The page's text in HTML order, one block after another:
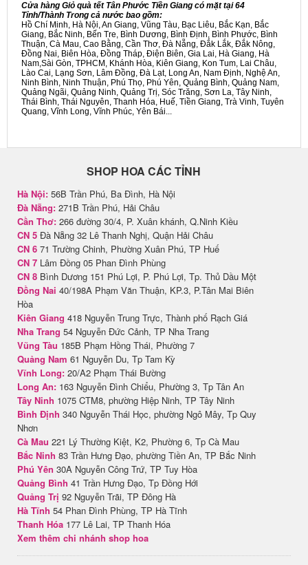
Cửa hàng Giỏ quà tết Tân Phước Tiền Giang có mặt tại 64
Tỉnh/Thành Trong cả nước bao gồm:
Hồ Chí Minh, Hà Nội, An Giang, Vũng Tàu, Bạc Liêu, Bắc Kạn, Bắc
Giang, Bắc Ninh, Bến Tre, Bình Dương, Bình Định, Bình Phước, Bình
Thuận, Cà Mau, Cao Bằng, Cần Thơ, Đà Nẵng, Đắk Lắk, Đắk Nông,
Đồng Nai, Biên Hòa, Đồng Tháp, Điện Biên, Gia Lai, Hà Giang, Hà
Nam,Sài Gòn, TPHCM, Khánh Hòa, Kiên Giang, Kon Tum, Lai Châu,
Lào Cai, Lạng Sơn, Lâm Đồng, Đà Lạt, Long An, Nam Định, Nghệ An,
Ninh Bình, Ninh Thuận, Phú Thọ, Phú Yên, Quảng Bình, Quảng Nam,
Quảng Ngãi, Quảng Ninh, Quảng Trị, Sóc Trăng, Sơn La, Tây Ninh,
Thái Bình, Thái Nguyên, Thanh Hóa, Huế, Tiền Giang, Trà Vinh, Tuyên
Quang, Vĩnh Long, Vĩnh Phúc, Yên Bái...
SHOP HOA CÁC TỈNH
Hà Nội: 56B Trần Phú, Ba Đình, Hà Nội
Đà Nẵng: 271B Trần Phú, Hải Châu
Cần Thơ: 266 đường 30/4, P. Xuân khánh, Q.Ninh Kiều
CN 5 Đà Nẵng 32 Lê Thanh Nghị, Quận Hải Châu
CN 6 71 Trường Chinh, Phường Xuân Phú, TP Huế
CN 7 Lâm Đồng 05 Phan Đình Phùng
CN 8 Bình Dương 151 Phú Lợi, P. Phú Lợi, Tp. Thủ Dầu Một
Đồng Nai 40/198A Phạm Văn Thuận, KP.3, P.Tân Mai Biên
Hòa
Kiên Giang 418 Nguyễn Trung Trực, Thành phố Rạch Giá
Nha Trang 54 Nguyễn Đức Cảnh, TP Nha Trang
Vũng Tàu 185B Phạm Hồng Thái, Phường 7
Quảng Nam 61 Nguyễn Du, Tp Tam Kỳ
Vĩnh Long: 20/A2 Phạm Thái Bường
Long An: 163 Nguyễn Đình Chiểu, Phường 3, Tp Tân An
Tây Ninh 1075 CTM8, phường Hiệp Ninh, TP Tây Ninh
Bình Định 340 Nguyễn Thái Học, phường Ngô Mây, Tp Quy
Nhơn
Cà Mau 221 Lý Thường Kiệt, K2, Phường 6, Tp Cà Mau
Bắc Ninh 83 Trần Hưng Đạo, phường Tiền An, TP Bắc Ninh
Phú Yên 30A Nguyễn Công Trứ, TP Tuy Hòa
Quảng Bình 41 Trần Hưng Đạo, Tp Đồng Hới
Quảng Trị 92 Nguyễn Trãi, TP Đông Hà
Hà Tĩnh 54 Phan Đình Phùng, TP Hà Tĩnh
Thanh Hóa 177 Lê Lai, TP Thanh Hóa
Xem thêm chi nhánh shop hoa